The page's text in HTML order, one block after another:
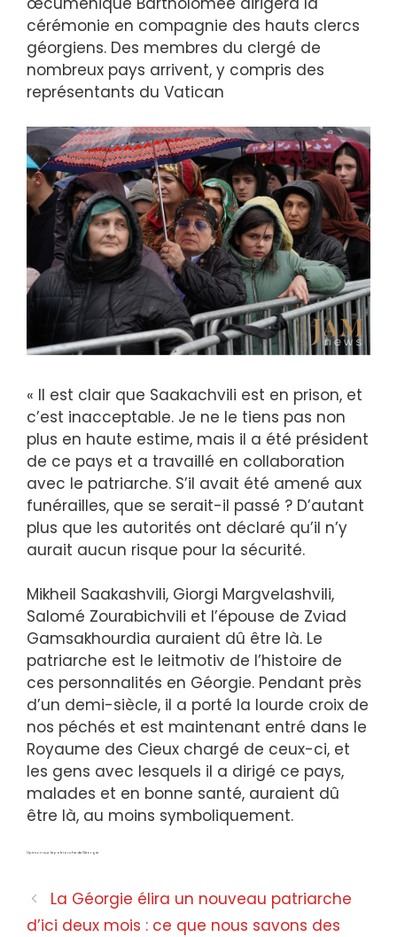
cérémonie en compagnie des hauts clercs
géorgiens. Des membres du clergé de
nombreux pays arrivent, y compris des
représentants du Vatican
« Il est clair que Saakachvili est en prison, et
c’est inacceptable. Je ne le tiens pas non
plus en haute estime, mais il a été président
de ce pays et a travaillé en collaboration
avec le patriarche. S’il avait été amené aux
funérailles, que se serait-il passé ? D’autant
plus que les autorités ont déclaré qu’il n’y
aurait aucun risque pour la sécurité.
Mikheil Saakashvili, Giorgi Margvelashvili,
Salomé Zourabichvili et l’épouse de Zviad
Gamsakhourdia auraient dû être là. Le
patriarche est le leitmotiv de l’histoire de
ces personnalités en Géorgie. Pendant près
d’un demi-siècle, il a porté la lourde croix de
nos péchés et est maintenant entré dans le
Royaume des Cieux chargé de ceux-ci, et
les gens avec lesquels il a dirigé ce pays,
malades et en bonne santé, auraient dû
être là, au moins symboliquement.
Opinion sur le patriarche de Géorgie
La Géorgie élira un nouveau patriarche
d’ici deux mois : ce que nous savons des